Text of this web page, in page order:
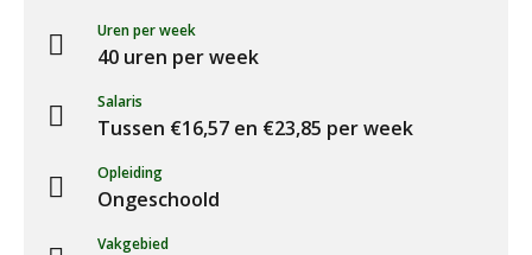
Uren per week
40 uren per week
Salaris
Tussen €16,57 en €23,85 per week
Opleiding
Ongeschoold
Vakgebied